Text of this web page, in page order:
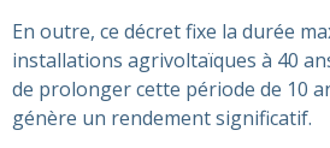
En outre, ce décret fixe la durée
installations agrivoltaïques à 40
de prolonger cette période de 10
génère un rendement significatif.